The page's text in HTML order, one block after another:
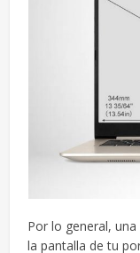
Por lo general,
la pantalla de tu